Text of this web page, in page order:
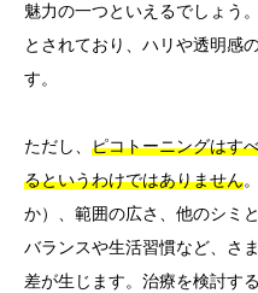
魅力の一つといえるでしょう
とされており、ハリや透明感
す。
ただし、 ピコトーニングはす
るというわけではありません
か）、範囲の広さ、他のシミ
バランスや生活習慣など、さ
差が生じます。治療を検討す